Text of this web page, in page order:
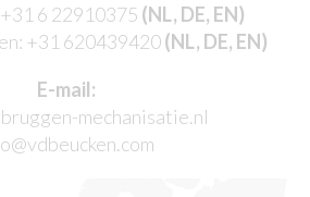
+31 6 22910375 (NL, DE, EN)
+31 620439420 (NL, DE, EN)
E-mail:
mechanisatie.nl